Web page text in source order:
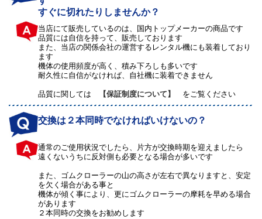
すぐに切れたりしませんか？
当店にて販売しているのは、国内トップメーカーの商品です
品質には自信を持って、販売しております
また、当店の関係会社の運営するレンタル機にも装着しており
ます
機体の使用頻度が高く、積み下ろしも多いです
耐久性に自信がなければ、自社機に装着できません
品質に関しては 【保証制度について】 をご覧ください
交換は２本同時でなければいけないの？
通常のご使用状況でしたら、片方が交換時期を迎えましたら
遠くないうちに反対側も必要となる場合が多いです
また、ゴムクローラーの山の高さが左右で異なりますと、安定
を欠く場合がある事と
機体が傾く事により、更にゴムクローラーの摩耗を早める場合
があります
２本同時の交換をお勧めします